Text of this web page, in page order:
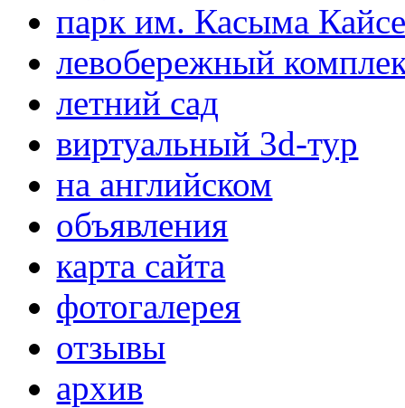
парк им. Касыма
левобережный
летний сад
виртуальный 3d-тур
на английском
объявления
карта сайта
фотогалерея
отзывы
архив